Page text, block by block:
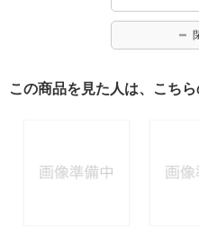
この商品を見た人は、こち